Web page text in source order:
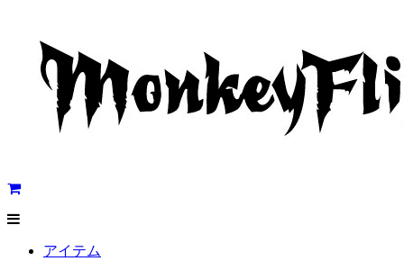
アイテム